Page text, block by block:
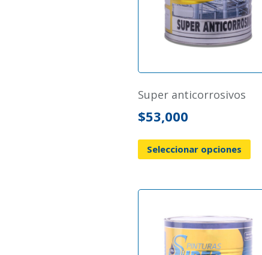
super anticorrosivos
$53,000
Seleccionar opciones